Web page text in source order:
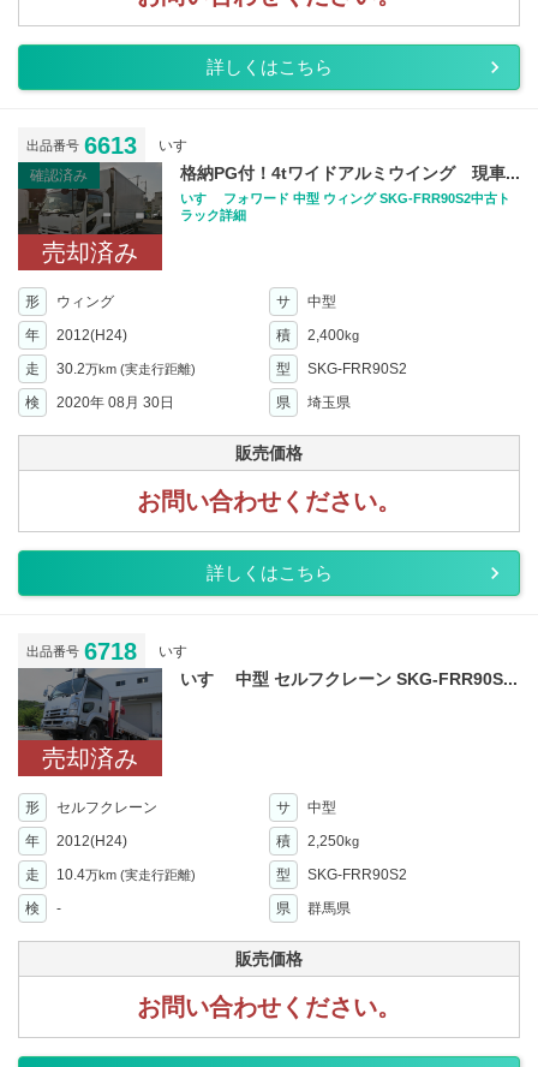
詳しくはこちら
出品番号 6613
いすゞ
確認済み
売却済み
格納PG付！4tワイドアルミウイング 現車...
いすゞ フォワード 中型 ウィング SKG-FRR90S2中古ト
ラック詳細
形 ウィング サ
中型
年
2012(H24) 積 2,400kg
走 30.2万km (実走行距離) 型
SKG-FRR90S2
検
2020年 08月 30日 県 埼玉県
販売価格
お問い合わせください。
詳しくはこちら
出品番号 6718 いすゞ
売却済み
いすゞ 中型 セルフクレーン SKG-FRR90S...
形 セルフクレーン サ
中型
年
2012(H24) 積 2,250kg
走 10.4万km (実走行距離) 型
SKG-FRR90S2
検
- 県 群馬県
販売価格
お問い合わせください。